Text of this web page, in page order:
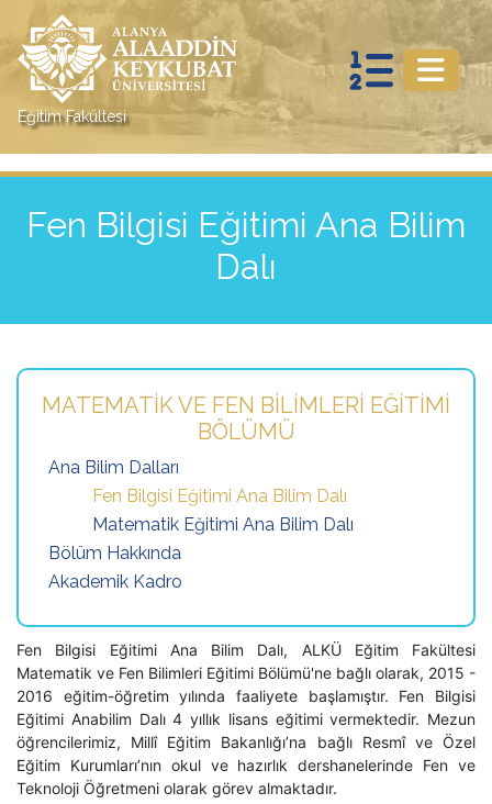
Eğitim Fakültesi
Fen Bilgisi Eğitimi Ana Bilim
Dalı
MATEMATIK VE FEN BILIMLERI EĞITIMI
BÖLÜMÜ
Ana Bilim Dalları
Fen Bilgisi Eğitimi Ana Bilim Dalı
Matematik Eğitimi Ana Bilim Dalı
Bölüm Hakkında
Akademik Kadro
Fen Bilgisi Eğitimi Ana Bilim Dalı, ALKÜ Eğitim Fakültesi
Matematik ve Fen Bilimleri Eğitimi Bölümü'ne bağlı olarak, 2015 -
2016 eğitim-öğretim yılında faaliyete başlamıştır. Fen Bilgisi
Eğitimi Anabilim Dalı 4 yıllık lisans eğitimi vermektedir. Mezun
öğrencilerimiz, Millî Eğitim Bakanlığı’na bağlı Resmî ve Özel
Eğitim Kurumları’nın okul ve hazırlık dershanelerinde Fen ve
Teknoloji Öğretmeni olarak görev almaktadır.